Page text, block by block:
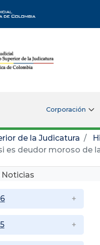
Corporación
de la Judicatura
es deudor moroso de